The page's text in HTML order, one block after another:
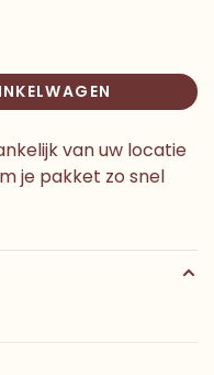
van uw locatie
je pakket zo snel